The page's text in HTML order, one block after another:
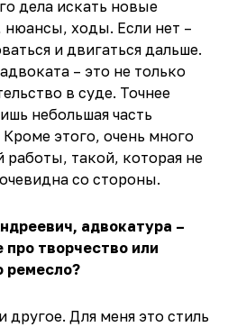
дела искать новые
нюансы, ходы. Если нет –
и двигаться дальше.
– это не только
в суде. Точнее
небольшая часть
этого, очень много
работы, такой, которая не
со стороны.
адвокатура –
про творчество или
ремесло?
другое. Для меня это стиль